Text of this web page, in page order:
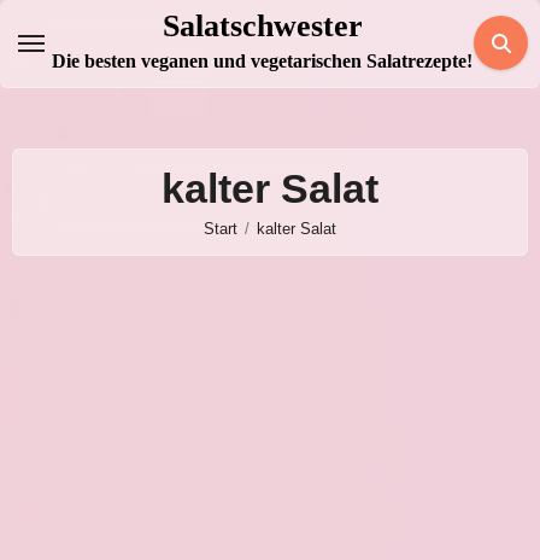
Inhalt
springen
Salatschwester
Die besten veganen und vegetarischen Salatrezepte!
kalter Salat
Start kalter Salat